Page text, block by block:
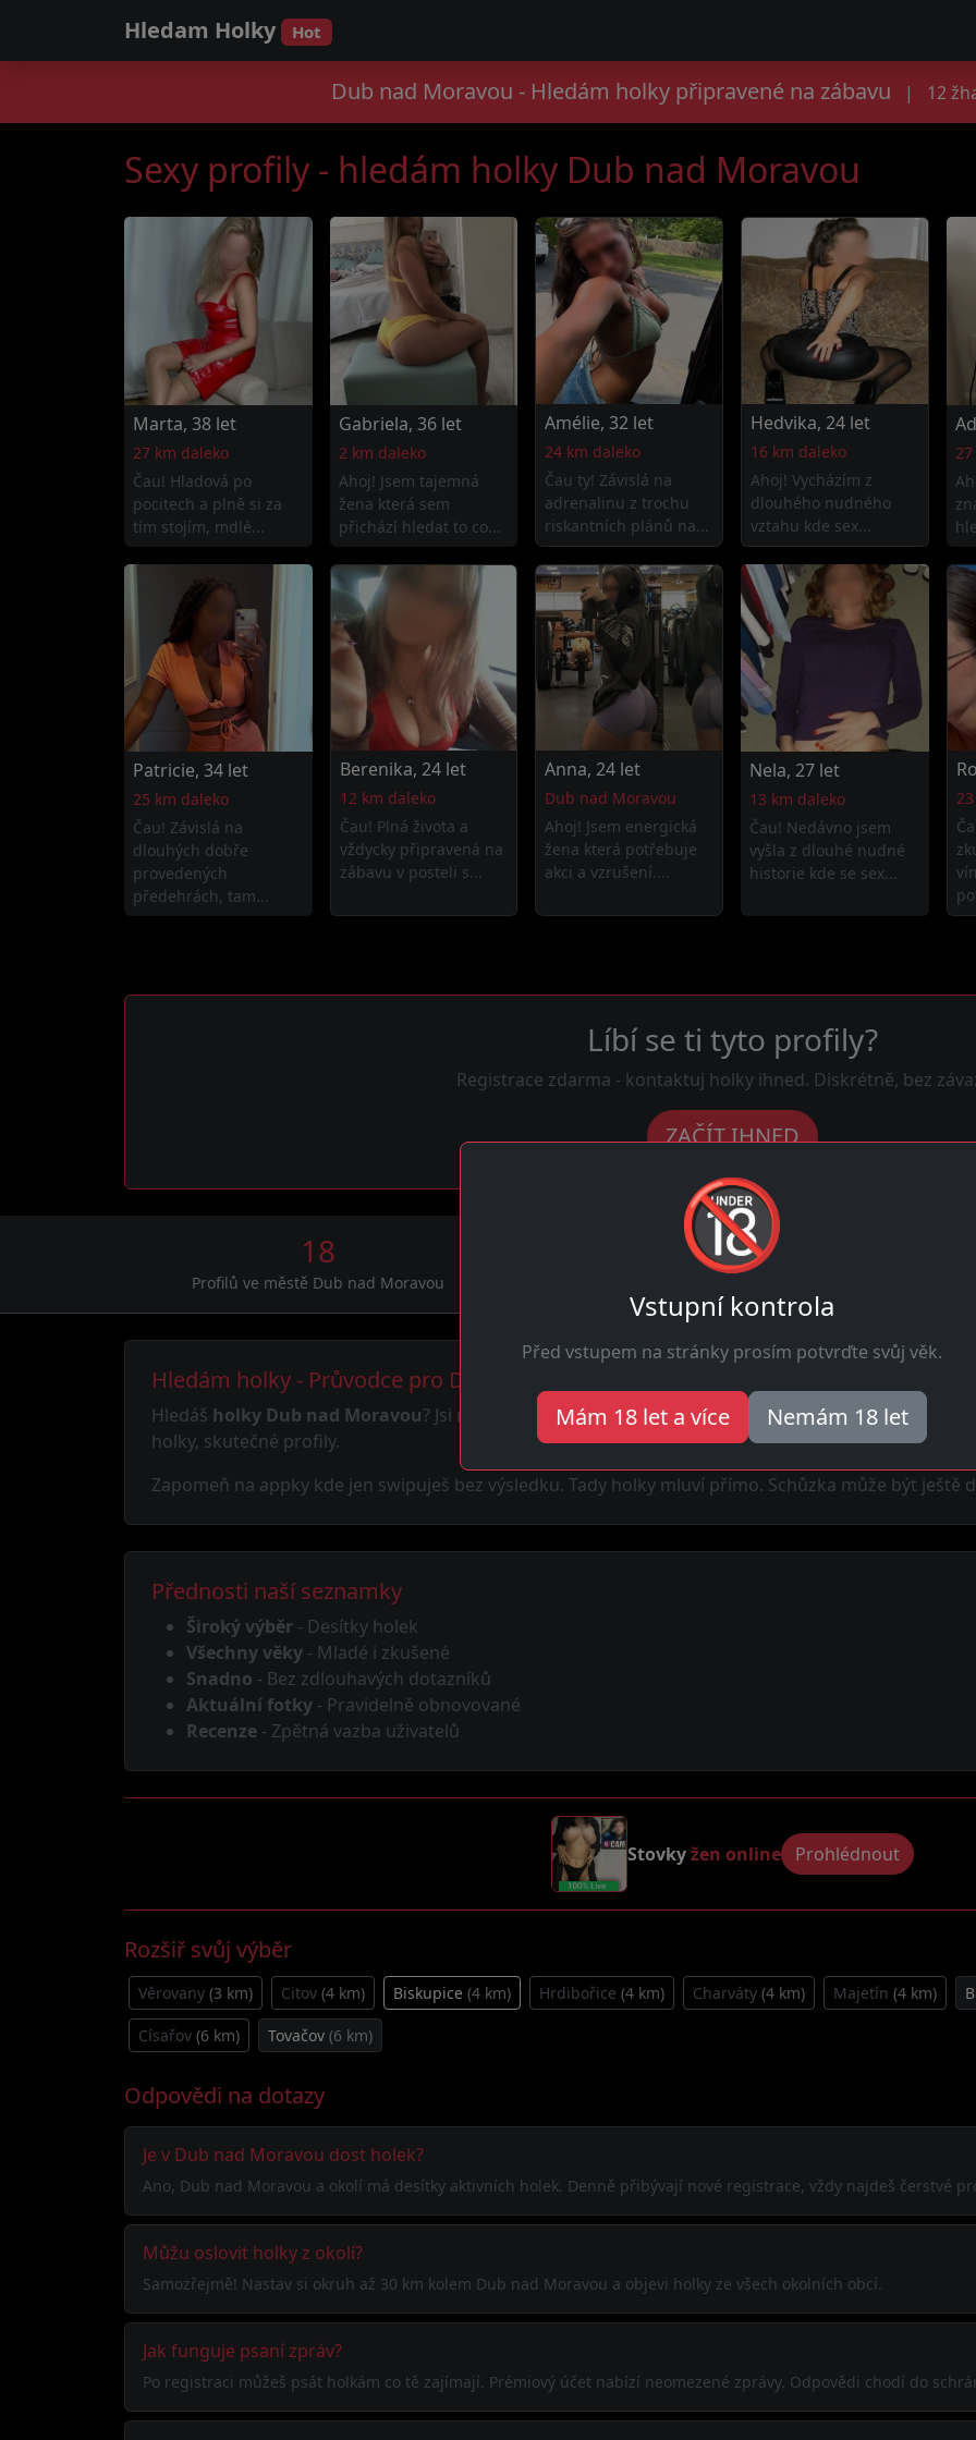
Hledam Holky Hot
Dub nad Moravou - Hledám holky připravené na zábavu | 12
Sexy profily - hledám holky Dub nad Moravou
Marta, 38 let
27 km daleko
Čau! Hladová po
pocitech a plně si za
tím stojím, mdlé...
Gabriela, 36 let
2 km daleko
Ahoj! Jsem tajemná
žena která sem
přichází hledat to co...
Amélie, 32 let
24 km daleko
Čau ty! Závislá na
adrenalinu z trochu
riskantních plánů na...
Hedvika, 24 let
16 km daleko
Ahoj! Vycházím z
dlouhého nudného
vztahu kde sex...
Patricie, 34 let
25 km daleko
Čau! Závislá na
dlouhých dobře
provedených
předehrách, tam...
Berenika, 24 let
12 km daleko
Čau! Plná života a
vždycky připravená na
zábavu v posteli s...
Anna, 24 let
Dub nad Moravou
Ahoj! Jsem energická
žena která potřebuje
akci a vzrušení....
Nela, 27 let
13 km daleko
Čau! Nedávno jsem
vyšla z dlouhé nudné
historie kde se sex...
Líbí se ti tyto profily?
Registrace zdarma - kontaktuj holky ihned. Diskrétně, bez
ZAČÍT IHNED
18
Profilů ve městě Dub nad Moravou
5
Hledám holky - Průvodce pro Dub nad Moravou
Hledáš holky Dub nad Moravou? Jsi na správném místě. Hledam-holky.cz ti nabízí sexy ženy
holky, skutečné profily.
Zapomeň na appky kde jen swipuješ bez výsledku. Tady holky mluví přímo. Schůzka může být ještě
Přednosti naší seznamky
Široký výběr - Desítky holek
Všechny věky - Mladé i zkušené
Snadno - Bez zdlouhavých dotazníků
Aktuální fotky - Pravidelně obnovované
Recenze - Zpětná vazba uživatelů
Stovkyžen online Prohlédnout
Rozšiř svůj výběr
Věrovany (3 km) Citov (4 km) Biskupice (4 km) Hrdibořice (4 km) Charváty (4 km) Majetín (4 km)
Císařov (6 km) Tovačov (6 km)
Odpovědi na dotazy
Je v Dub nad Moravou dost holek?
Ano, Dub nad Moravou a okolí má desítky aktivních holek. Denně přibývají nové registrace, vždy najdeš čerstvé
Můžu oslovit holky z okolí?
Samozřejmě! Nastav si okruh až 30 km kolem Dub nad Moravou a objevi holky ze všech okolních obcí.
Jak funguje psaní zpráv?
Po registraci můžeš psát holkám co tě zajímají. Prémiový účet nabízí neomezené zprávy. Odpovědi chodí do
🔞
Vstupní kontrola
Před vstupem na stránky prosím potvrďte svůj věk.
Mám 18 let a více Nemám 18 let